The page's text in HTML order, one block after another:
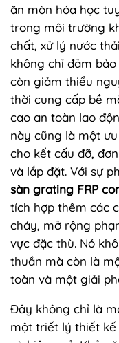
ăn mòn hóa học
trong môi trường
chất, xử lý nước
không chỉ đảm
còn giảm thiểu
thời cung cấp bề
cao an toàn lao
này cũng là một
cho kết cấu đỡ,
và lắp đặt. Với sự
sàn grating FRP
tích hợp thêm các
cháy, mở rộng
vực đặc thù. Nó
thuần mà còn là
toàn và một giải
Đây không chỉ là
một triết lý thiết kế